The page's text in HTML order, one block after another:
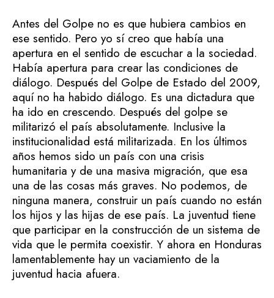
Antes del Golpe no es que hubiera cambios en
ese sentido. Pero yo sí creo que había una
apertura en el sentido de escuchar a la sociedad.
Había apertura para crear las condiciones de
diálogo. Después del Golpe de Estado del 2009,
aquí no ha habido diálogo. Es una dictadura que
ha ido en crescendo. Después del golpe se
militarizó el país absolutamente. Inclusive la
institucionalidad está militarizada. En los últimos
años hemos sido un país con una crisis
humanitaria y de una masiva migración, que esa
una de las cosas más graves. No podemos, de
ninguna manera, construir un país cuando no están
los hijos y las hijas de ese país. La juventud tiene
que participar en la construcción de un sistema de
vida que le permita coexistir. Y ahora en Honduras
lamentablemente hay un vaciamiento de la
juventud hacia afuera.